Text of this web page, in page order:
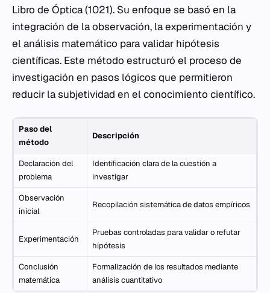
Libro de Óptica(1021). Su enfoque se basó en la
integración de la observación, la experimentación y
el análisis matemático para validar hipótesis
científicas. Este método estructuró el proceso de
investigación en pasos lógicos que permitieron
reducir la subjetividad en el conocimiento científico.
Paso del
método
Descripción
Declaración del
problema
Identificación clara de la cuestión a
investigar
Observación
inicial
Recopilación sistemática de datos empíricos
Experimentación
Pruebas controladas para validar o refutar
hipótesis
Conclusión
matemática
Formalización de los resultados mediante
análisis cuantitativo